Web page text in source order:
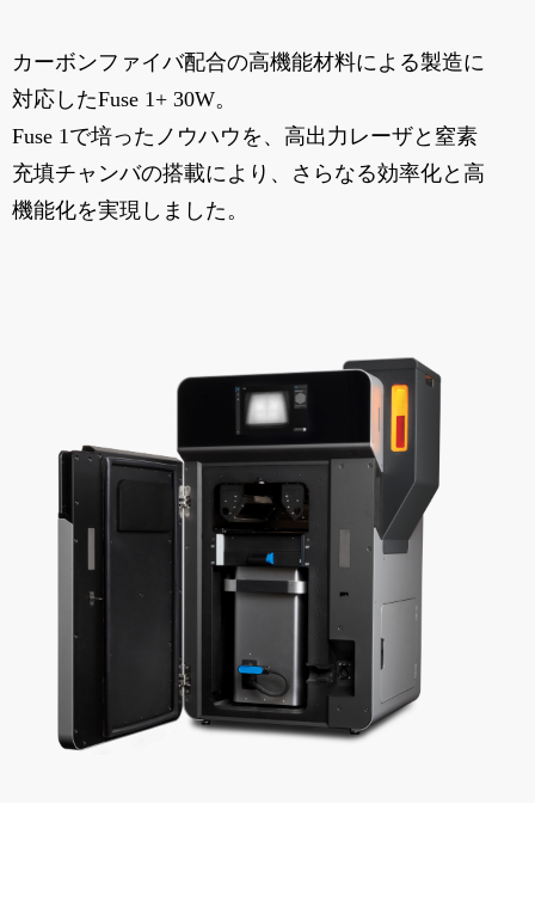
カーボンファイバ配合の高機能材料による製造に
対応したFuse 1+ 30W。
Fuse 1で培ったノウハウを、高出力レーザと窒素
充填チャンバの搭載により、さらなる効率化と高
機能化を実現しました。